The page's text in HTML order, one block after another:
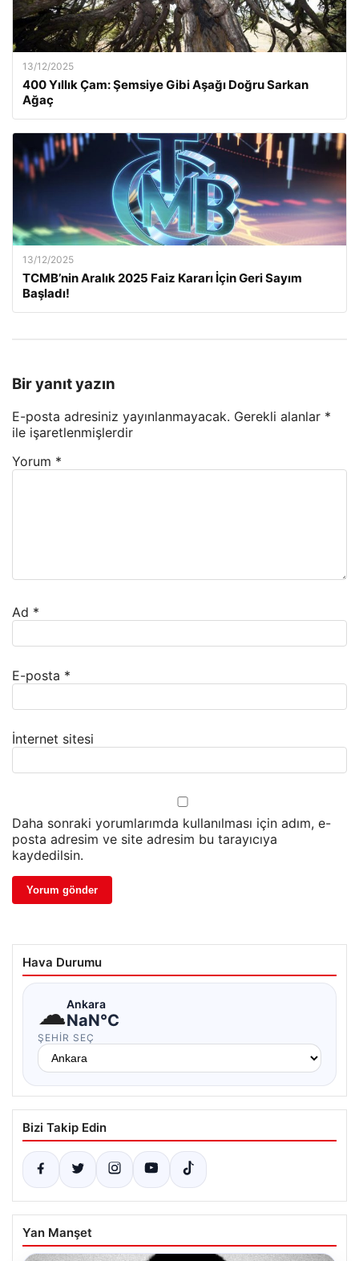
13/12/2025
400 Yıllık Çam: Şemsiye Gibi Aşağı Doğru Sarkan
Ağaç
13/12/2025
TCMB’nin Aralık 2025 Faiz Kararı İçin Geri Sayım
Başladı!
Bir yanıt yazın
E-posta adresiniz yayınlanmayacak. Gerekli alanlar *
ile işaretlenmişlerdir
Yorum *
Ad *
E-posta *
İnternet sitesi
Daha sonraki yorumlarımda kullanılması için adım, e-
posta adresim ve site adresim bu tarayıcıya
kaydedilsin.
Hava Durumu
☁Ankara
NaN°C
ŞEHIR SEÇ
Bizi Takip Edin
Yan Manşet